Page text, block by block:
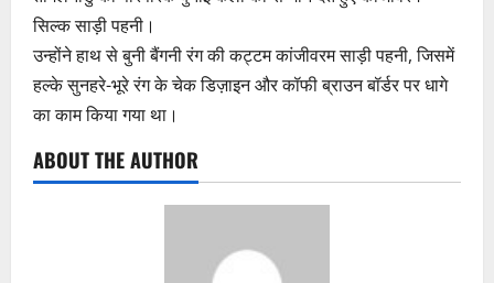
सिल्क साड़ी पहनी।
उन्होंने हाथ से बुनी बैंगनी रंग की कट्टम कांजीवरम साड़ी पहनी, जिसमें
हल्के सुनहरे-भूरे रंग के चेक डिज़ाइन और कॉफी ब्राउन बॉर्डर पर धागे
का काम किया गया था।
ABOUT THE AUTHOR